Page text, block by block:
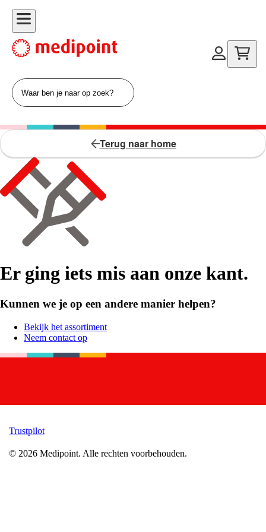
Terug naar home
Er ging iets mis aan onze kant.
Kunnen we je op een andere manier helpen?
Bekijk het assortiment
Neem contact op
Trustpilot
© 2026 Medipoint. Alle rechten voorbehouden.